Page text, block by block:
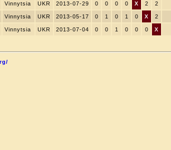
Vinnytsia UKR 2013-07-29 0 0 0 0 X 2 2
Vinnytsia UKR 2013-05-17 0 1 0 1 0 X 2
Vinnytsia UKR 2013-07-04 0 0 1 0 0 0 X